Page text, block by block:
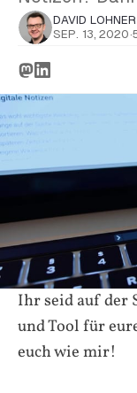
DAVID LOHNER
SEP. 13, 2020 ·
Ihr seid auf der
und Tool für
euch wie mir!